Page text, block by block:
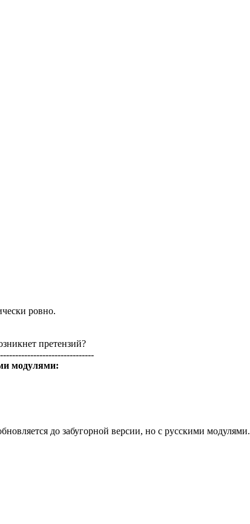
ровно.
претензий?
модулями:
до забугорной версии, но с русскими модулями.